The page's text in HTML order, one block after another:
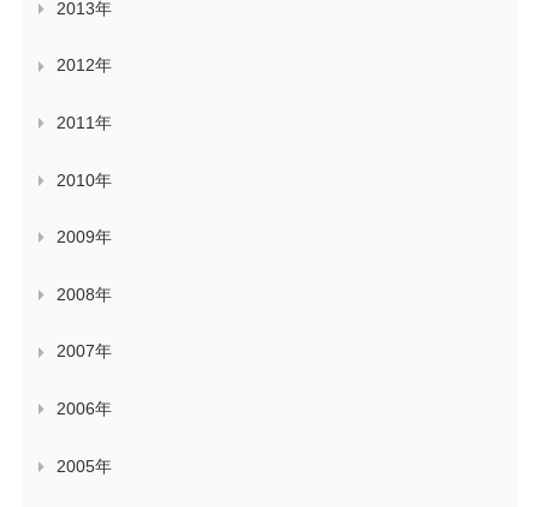
2013年
2012年
2011年
2010年
2009年
2008年
2007年
2006年
2005年